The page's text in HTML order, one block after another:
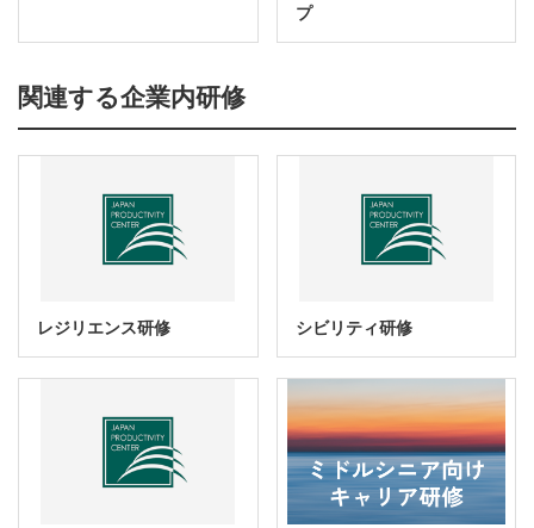
プ
関連する企業内研修
レジリエンス研修 シビリティ研修